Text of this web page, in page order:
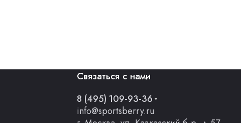
Связаться с нами
8 (495) 109-93-36
info@sportsberry.ru